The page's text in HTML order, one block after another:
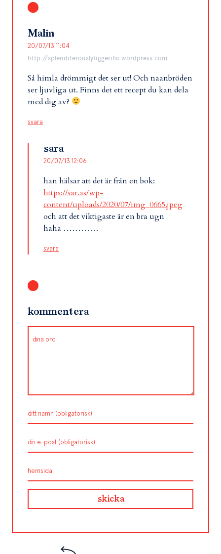
Malin
20/07/13 11:04
http://splendiferouslytiggerific.wordpress.com
Så himla drömmigt det ser ut! Och naanbröden
ser ljuvliga ut. Finns det ett recept du kan dela
med dig av?
svara
sara
20/07/13 12:06
han hälsar att det är från en bok:
https://sar.as/wp-
content/uploads/2020/07/img_0665.jpeg
och att det viktigaste är en bra ugn
haha …………
svara
kommentera